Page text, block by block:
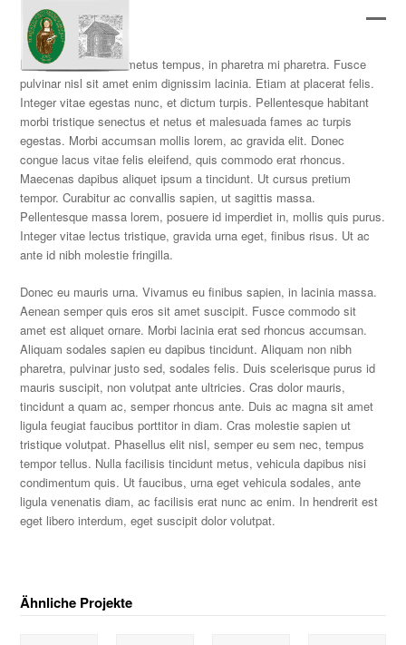
Morbi rutrum erat id metus tempus, in pharetra mi pharetra. Fusce
pulvinar nisl sit amet enim dignissim lacinia. Etiam at placerat felis.
Integer vitae egestas nunc, et dictum turpis. Pellentesque habitant
morbi tristique senectus et netus et malesuada fames ac turpis
egestas. Morbi accumsan mollis lorem, ac gravida elit. Donec
congue lacus vitae felis eleifend, quis commodo erat rhoncus.
Maecenas dapibus aliquet ipsum a tincidunt. Ut cursus pretium
tempor. Curabitur ac convallis sapien, ut sagittis massa.
Pellentesque massa lorem, posuere id imperdiet in, mollis quis purus.
Integer vitae lectus tristique, gravida urna eget, finibus risus. Ut ac
ante id nibh molestie fringilla.
Donec eu mauris urna. Vivamus eu finibus sapien, in lacinia massa.
Aenean semper quis eros sit amet suscipit. Fusce commodo sit
amet est aliquet ornare. Morbi lacinia erat sed rhoncus accumsan.
Aliquam sodales sapien eu dapibus tincidunt. Aliquam non nibh
pharetra, pulvinar justo sed, sodales felis. Duis scelerisque purus id
mauris suscipit, non volutpat ante ultricies. Cras dolor mauris,
tincidunt a quam ac, semper rhoncus ante. Duis ac magna sit amet
ligula feugiat faucibus porttitor in diam. Cras molestie sapien ut
tristique volutpat. Phasellus elit nisl, semper eu sem nec, tempus
tempor tellus. Nulla facilisis tincidunt metus, vehicula dapibus nisi
condimentum quis. Ut faucibus, urna eget vehicula sodales, ante
ligula venenatis diam, ac facilisis erat nunc ac enim. In hendrerit est
eget libero interdum, eget suscipit dolor volutpat.
Ähnliche Projekte